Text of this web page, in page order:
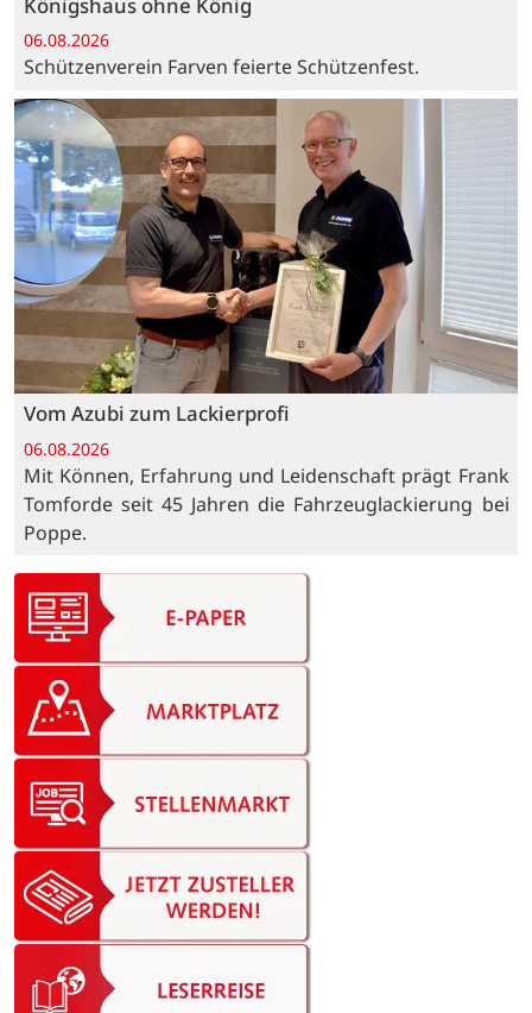
06.08.2026
Schützenverein Farven feierte Schützenfest.
Vom Azubi zum Lackierprofi
06.08.2026
Mit Können, Erfahrung und Leidenschaft prägt Frank
Tomforde seit 45 Jahren die Fahrzeuglackierung bei
Poppe.